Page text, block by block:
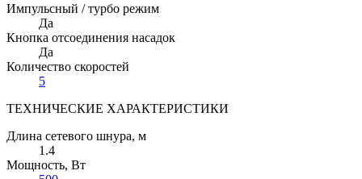
Импульсный / турбо режим
Да
Кнопка отсоединения насадок
Да
Количество скоростей
5
ТЕХНИЧЕСКИЕ ХАРАКТЕРИСТИКИ
Длина сетевого шнура, м
1.4
Мощность, Вт